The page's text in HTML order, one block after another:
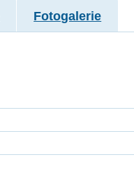
Fotogalerie